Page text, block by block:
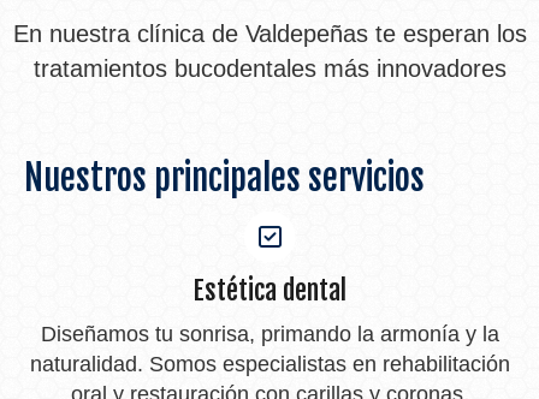
En nuestra clínica de Valdepeñas te esperan los
tratamientos bucodentales más innovadores
Nuestros principales servicios
Estética dental
Diseñamos tu sonrisa, primando la armonía y la
naturalidad. Somos especialistas en rehabilitación